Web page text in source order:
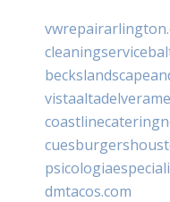
dmtacos.com